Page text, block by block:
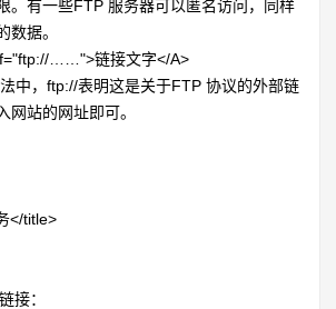
。有一些FTP 服务器可以匿名访问，同样
数据。
……">链接文字</A>
， ftp://表明这是关于FTP 协议的外部链
网站的网址即可。
</title>
接：